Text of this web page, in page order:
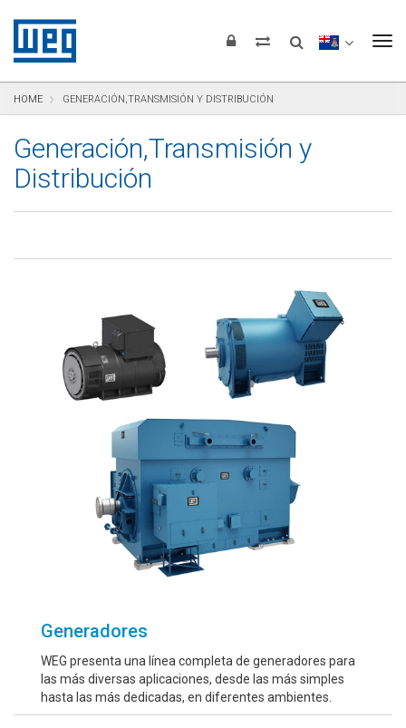
HOME GENERACIÓN,TRANSMISIÓN Y DISTRIBUCIÓN
Generación,Transmisión y
Distribución
Generadores
WEG presenta una línea completa de generadores para
las más diversas aplicaciones, desde las más simples
hasta las más dedicadas, en diferentes ambientes.